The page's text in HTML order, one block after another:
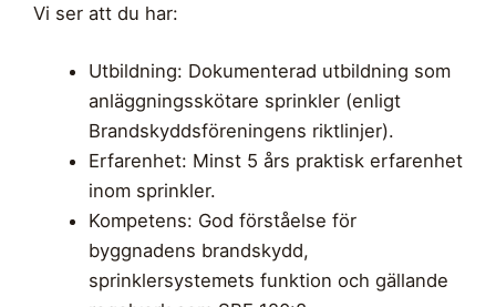
Vi ser att du har:
Utbildning: Dokumenterad utbildning som
anläggningsskötare sprinkler (enligt
Brandskyddsföreningens riktlinjer).
Erfarenhet: Minst 5 års praktisk erfarenhet
inom sprinkler.
Kompetens: God förståelse för
byggnadens brandskydd,
sprinklersystemets funktion och gällande